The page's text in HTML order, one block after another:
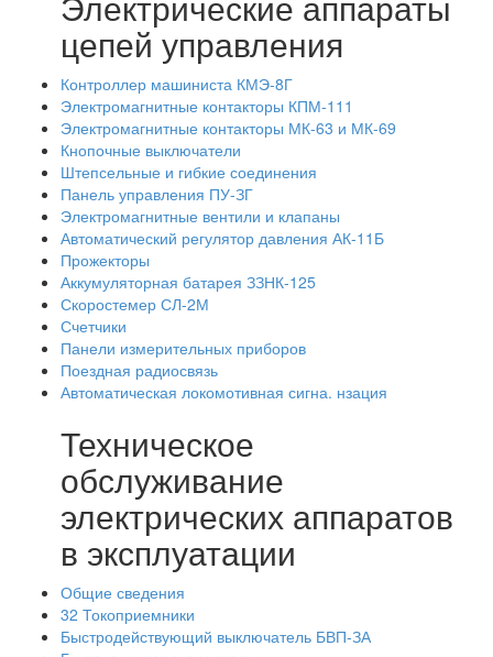
цепей управления
Контроллер машиниста КМЭ-8Г
Электромагнитные контакторы КПМ-111
Электромагнитные контакторы МК-63 и МК-69
Кнопочные выключатели
Штепсельные и гибкие соединения
Панель управления ПУ-ЗГ
Электромагнитные вентили и клапаны
Автоматический регулятор давления АК-11Б
Прожекторы
Аккумуляторная батарея ЗЗНК-125
Скоростемер СЛ-2М
Счетчики
Панели измерительных приборов
Поездная радиосвязь
Автоматическая локомотивная сигна. нзация
Техническое
обслуживание
электрических аппаратов
в эксплуатации
Общие сведения
32 Токоприемники
Быстродействующий выключатель БВП-ЗА